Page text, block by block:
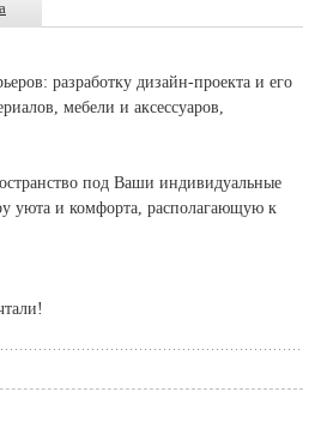
разработку дизайн-проекта и его
мебели и аксессуаров,
под Ваши индивидуальные
уюта и комфорта, располагающую к